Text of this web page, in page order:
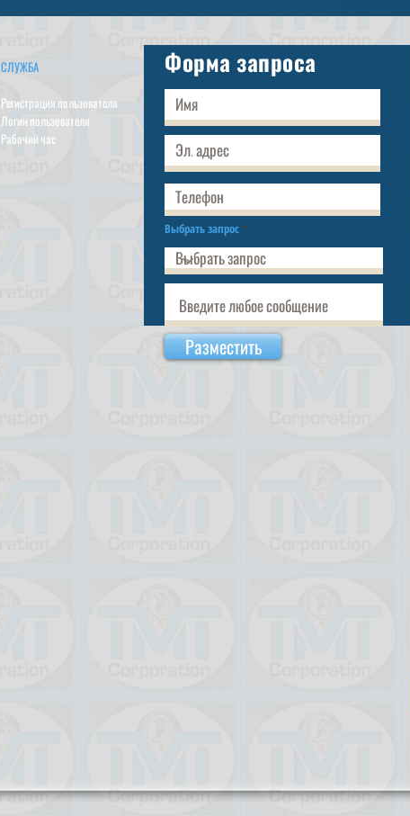
СЛУЖБА
Регистрация пользователя
Логин пользователя
Рабочий час
Форма запроса
Выбрать запрос
Разместить